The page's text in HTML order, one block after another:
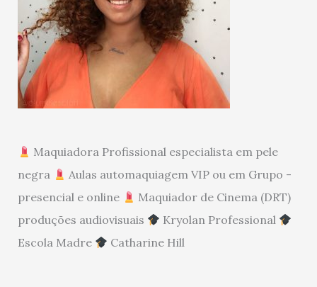
Maquiadora Profissional especialista em pele
negra
Aulas automaquiagem VIP ou em Grupo -
presencial e online
Maquiador de Cinema (DRT)
produções audiovisuais
Kryolan Professional
Escola Madre
Catharine Hill